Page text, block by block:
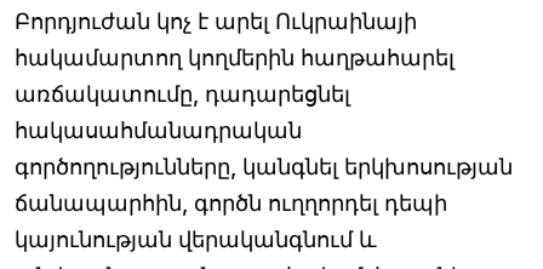
Բորդյուժան կոչ է արել Ուկրաինայի
հակամարտող կողմերին հաղթահարել
առճակատումը, դադարեցնել
հակասահմանադրական
գործողությունները, կանգնել երկխոսության
ճանապարհին, գործն ուղղորդել դեպի
կայունության վերականգնում և